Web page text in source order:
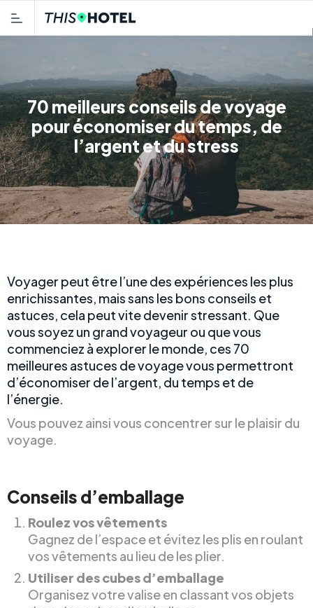
70 meilleurs conseils de voyage
pour économiser du temps, de
l’argent et du stress
Voyager peut être l’une des expériences les plus
enrichissantes, mais sans les bons conseils et
astuces, cela peut vite devenir stressant. Que
vous soyez un grand voyageur ou que vous
commenciez à explorer le monde, ces 70
meilleures astuces de voyage vous permettront
d’économiser de l’argent, du temps et de
l’énergie.
Vous pouvez ainsi vous concentrer sur le plaisir du
voyage.
Conseils d’emballage
Roulez vos vêtements
Gagnez de l’espace et évitez les plis en roulant
vos vêtements au lieu de les plier.
Utiliser des cubes d’emballage
Organisez votre valise en classant vos objets